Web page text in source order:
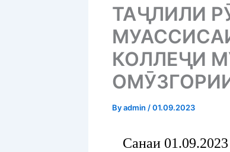
ТАҶЛИЛИ
КОЛЛЕҶИ
Byadmin /01.09.2023
Санаи